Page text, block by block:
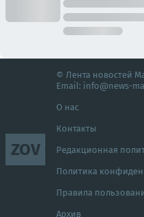
ZOV
© Лента новостей
Email: info@news-
О нас
Контакты
Редакционная
Политика
Правила
Архив